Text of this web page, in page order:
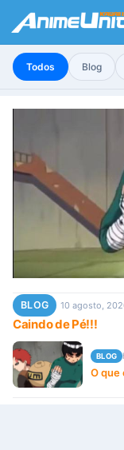
Todos Blog
BLOG 10 agosto,
Caindo de Pé!!!
BLOG
O que